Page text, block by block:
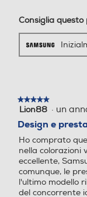
Informazioni sulla
Clicca qui
Comandi vocali
Viva voce
Vibrazione
Consiglia
★★★★★
★★★★★
5
5
stelle.
Lion88 · un
Design e
Ho comprato
nella colorazioni
eccellente,
comunque, le
l'ultimo modello
del concorrente